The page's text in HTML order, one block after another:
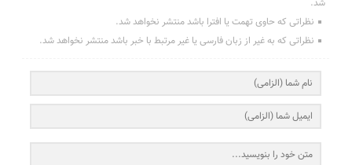
شد.
نظراتی که حاوی تهمت یا افترا باشد منتشر نخواهد شد.
نظراتی که به غیر از زبان فارسی یا غیر مرتبط با خبر باشد منتشر نخواهد شد.